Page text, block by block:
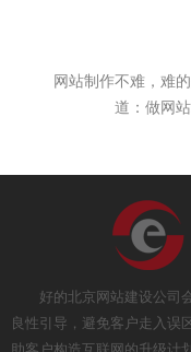
网站制作不难，难
道：做网
好的北京网站建设公司
良性引导，避免客户走入误